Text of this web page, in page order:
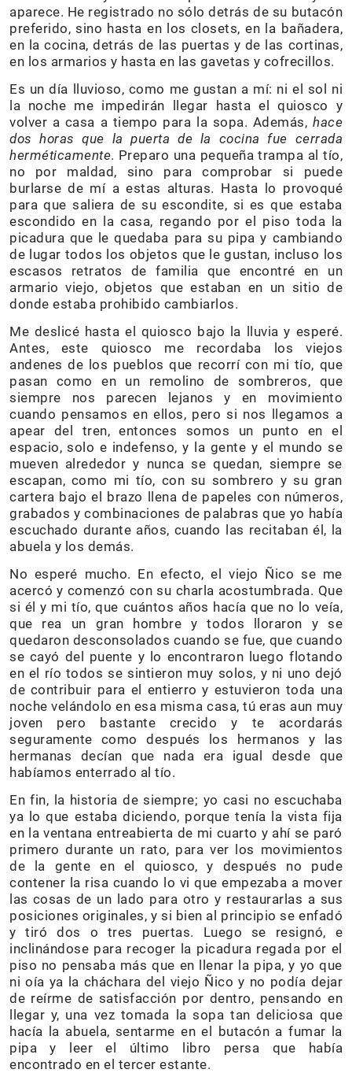
aparece. He registrado no sólo detrás de su butacón
preferido, sino hasta en los closets, en la bañadera,
en la cocina, detrás de las puertas y de las cortinas,
en los armarios y hasta en las gavetas y cofrecillos.
Es un día lluvioso, como me gustan a mí: ni el sol ni
la noche me impedirán llegar hasta el quiosco y
volver a casa a tiempo para la sopa. Además, hace
dos horas que la puerta de la cocina fue cerrada
herméticamente. Preparo una pequeña trampa al tío,
no por maldad, sino para comprobar si puede
burlarse de mí a estas alturas. Hasta lo provoqué
para que saliera de su escondite, si es que estaba
escondido en la casa, regando por el piso toda la
picadura que le quedaba para su pipa y cambiando
de lugar todos los objetos que le gustan, incluso los
escasos retratos de familia que encontré en un
armario viejo, objetos que estaban en un sitio de
donde estaba prohibido cambiarlos.
Me deslicé hasta el quiosco bajo la lluvia y esperé.
Antes, este quiosco me recordaba los viejos
andenes de los pueblos que recorrí con mi tío, que
pasan como en un remolino de sombreros, que
siempre nos parecen lejanos y en movimiento
cuando pensamos en ellos, pero si nos llegamos a
apear del tren, entonces somos un punto en el
espacio, solo e indefenso, y la gente y el mundo se
mueven alrededor y nunca se quedan, siempre se
escapan, como mi tío, con su sombrero y su gran
cartera bajo el brazo llena de papeles con números,
grabados y combinaciones de palabras que yo había
escuchado durante años, cuando las recitaban él, la
abuela y los demás.
No esperé mucho. En efecto, el viejo Ñico se me
acercó y comenzó con su charla acostumbrada. Que
si él y mi tío, que cuántos años hacía que no lo veía,
que rea un gran hombre y todos lloraron y se
quedaron desconsolados cuando se fue, que cuando
se cayó del puente y lo encontraron luego flotando
en el río todos se sintieron muy solos, y ni uno dejó
de contribuir para el entierro y estuvieron toda una
noche velándolo en esa misma casa, tú eras aun muy
joven pero bastante crecido y te acordarás
seguramente como después los hermanos y las
hermanas decían que nada era igual desde que
habíamos enterrado al tío.
En fin, la historia de siempre; yo casi no escuchaba
ya lo que estaba diciendo, porque tenía la vista fija
en la ventana entreabierta de mi cuarto y ahí se paró
primero durante un rato, para ver los movimientos
de la gente en el quiosco, y después no pude
contener la risa cuando lo vi que empezaba a mover
las cosas de un lado para otro y restaurarlas a sus
posiciones originales, y si bien al principio se enfadó
y tiró dos o tres puertas. Luego se resignó, e
inclinándose para recoger la picadura regada por el
piso no pensaba más que en llenar la pipa, y yo que
ni oía ya la cháchara del viejo Ñico y no podía dejar
de reírme de satisfacción por dentro, pensando en
llegar y, una vez tomada la sopa tan deliciosa que
hacía la abuela, sentarme en el butacón a fumar la
pipa y leer el último libro persa que había
encontrado en el tercer estante.